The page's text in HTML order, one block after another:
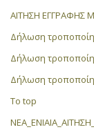
ΑΙΤΗΣΗ ΕΓΓΡΑΦΗΣ
Δήλωση
Δήλωση
Δήλωση
To top